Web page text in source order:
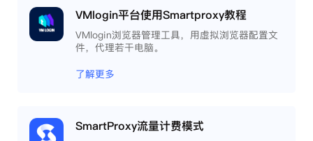
VMlogin平台使用Smartproxy教程
VMlogin浏览器管理工具，用虚拟浏览器配置文
件，代理若干电脑。
了解更多
SmartProxy流量计费模式